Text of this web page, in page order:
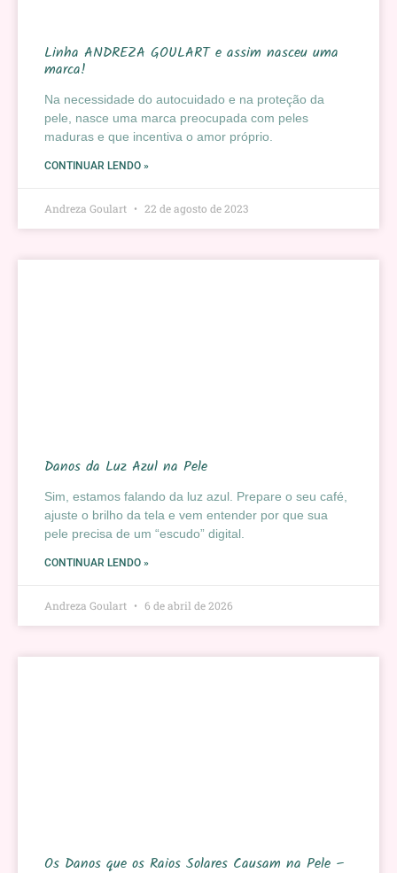
Linha ANDREZA GOULART e assim nasceu uma
marca!
Na necessidade do autocuidado e na proteção da
pele, nasce uma marca preocupada com peles
maduras e que incentiva o amor próprio.
CONTINUAR LENDO »
Andreza Goulart 22 de agosto de 2023
Danos da Luz Azul na Pele
Sim, estamos falando da luz azul. Prepare o seu café,
ajuste o brilho da tela e vem entender por que sua
pele precisa de um “escudo” digital.
CONTINUAR LENDO »
Andreza Goulart 6 de abril de 2026
Os Danos que os Raios Solares Causam na Pele –